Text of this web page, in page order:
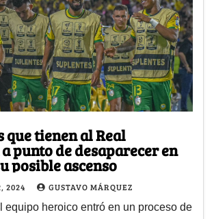
que tienen al Real
punto de desaparecer en
posible ascenso
2024 GUSTAVO MÁRQUEZ
equipo heroico entró en un proceso de